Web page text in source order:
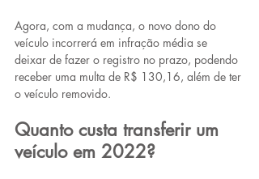
Agora, com a mudança, o novo dono do
veículo incorrerá em infração média se
deixar de fazer o registro no prazo, podendo
receber uma multa de R$ 130,16, além de ter
o veículo removido.
Quanto custa transferir um
veículo em 2022?